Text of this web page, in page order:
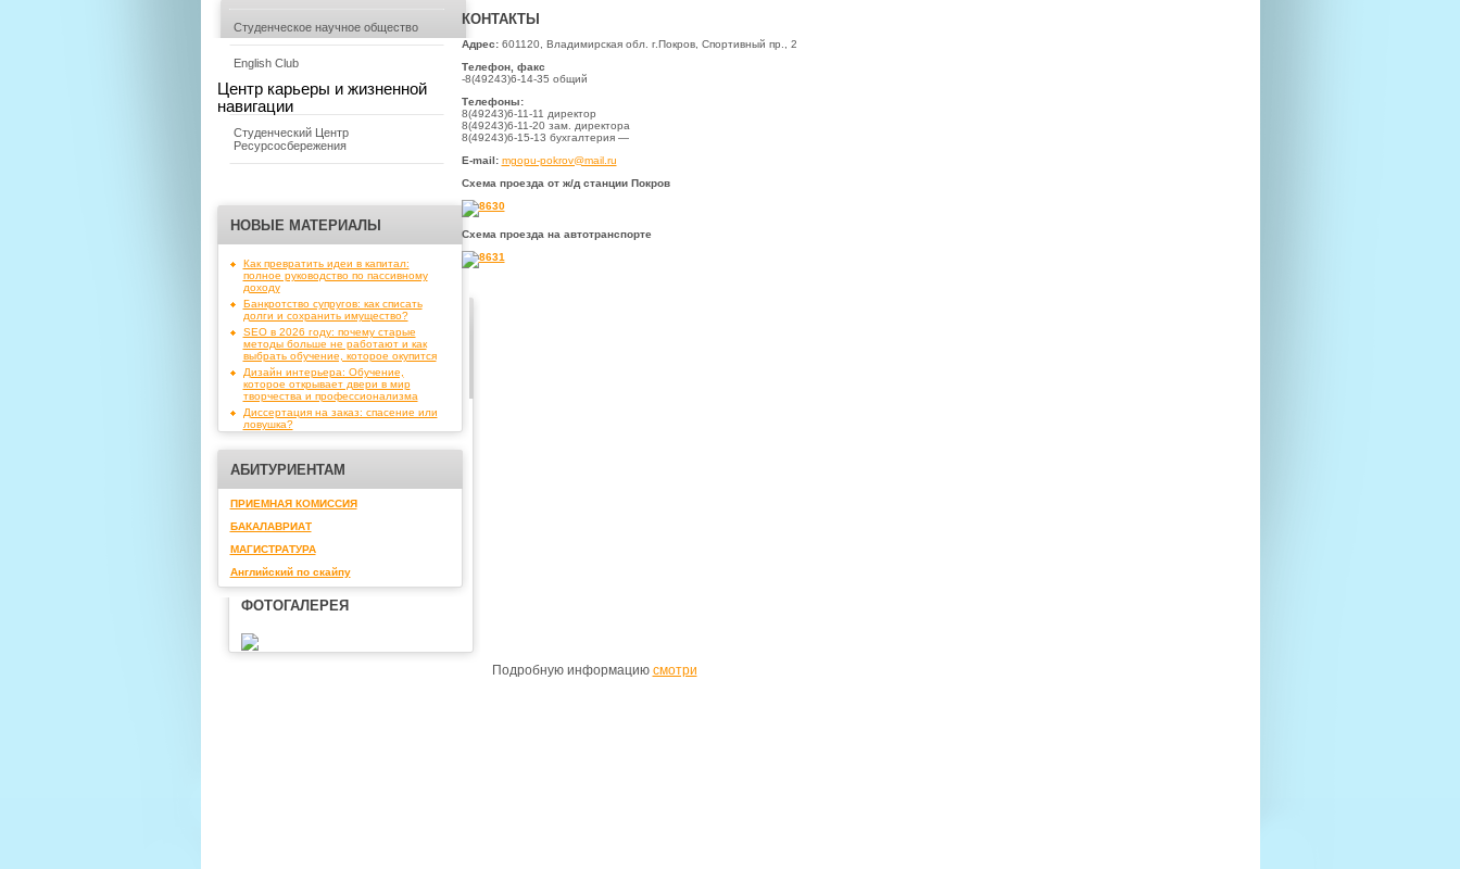
Студенческое научное общество
English Club
Центр карьеры и жизненной
навигации
Студенческий Центр
Ресурсосбережения
НОВЫЕ МАТЕРИАЛЫ
Как превратить идеи в капитал:
полное руководство по пассивному
доходу
Банкротство супругов: как списать
долги и сохранить имущество?
SEO в 2026 году: почему старые
методы больше не работают и как
выбрать обучение, которое окупится
Дизайн интерьера: Обучение,
которое открывает двери в мир
творчества и профессионализма
Диссертация на заказ: спасение или
ловушка?
АБИТУРИЕНТАМ
ПРИЕМНАЯ КОМИССИЯ
БАКАЛАВРИАТ
МАГИСТРАТУРА
Английский по скайпу
КОНТАКТЫ
Адрес:601120, Владимирская обл. г.Покров, Спортивный пр., 2
Телефон, факс
-8(49243)6-14-35 общий
Телефоны:
8(49243)6-11-11 директор
8(49243)6-11-20 зам. директора
8(49243)6-15-13 бухгалтерия —
E-mail: mgopu-pokrov@mail.ru
Схема проезда от ж/д станции Покров
Схема проезда на автотранспорте
ФОТОГАЛЕРЕЯ
Подробную информацию смотри